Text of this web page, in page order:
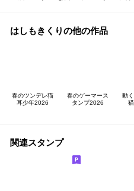
はしもきくりの他の作品
春のツンデレ猫
耳少年2026
春のゲーマース
タンプ2026
動
関連スタンプ